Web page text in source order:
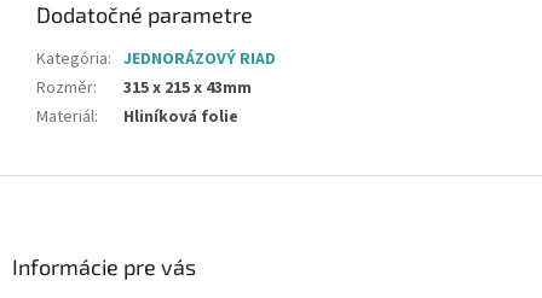
Dodatočné parametre
Kategória: JEDNORÁZOVÝ RIAD
Rozměr:
315 x 215 x 43mm
Materiál: Hliníková folie
Informácie pre vás